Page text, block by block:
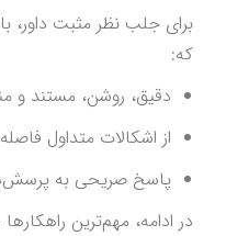
برای جلب نظر مثبت داور،
که:
دقیق، روشن، مستند و
از اشکالات متداول
پاسخ صریحی به
در ادامه، مهم‌ترین